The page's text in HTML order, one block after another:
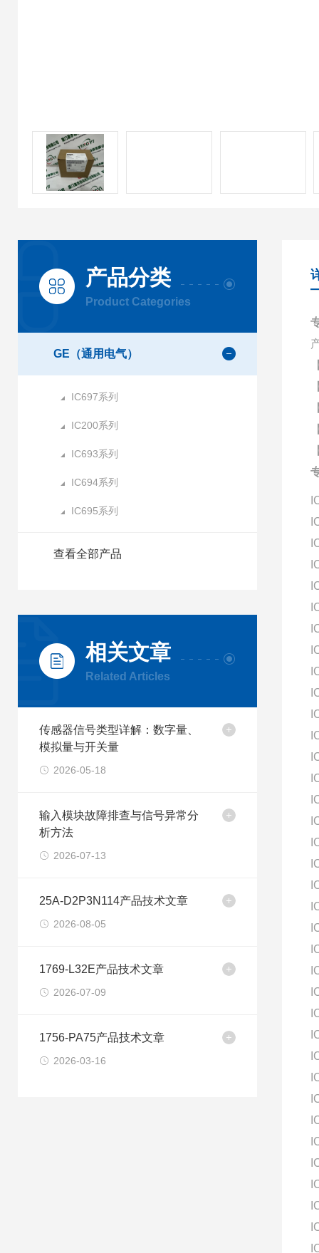
产品分类
Product Categories
GE（通用电气）
IC697系列
IC200系列
IC693系列
IC694系列
IC695系列
查看全部产品
相关文章
Related Articles
传感器信号类型详解：数字量、
模拟量与开关量
2026-05-18
输入模块故障排查与信号异常分
析方法
2026-07-13
25A-D2P3N114产品技术文章
2026-08-05
1769-L32E产品技术文章
2026-07-09
1756-PA75产品技术文章
2026-03-16